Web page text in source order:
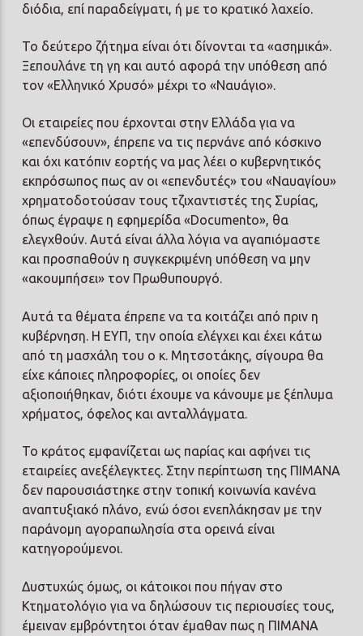
διόδια, επί παραδείγματι, ή με το κρατικό λαχείο.
Το δεύτερο ζήτημα είναι ότι δίνονται τα «ασημικά».
Ξεπουλάνε τη γη και αυτό αφορά την υπόθεση από
τον «Ελληνικό Χρυσό» μέχρι το «Ναυάγιο».
Οι εταιρείες που έρχονται στην Ελλάδα για να
«επενδύσουν», έπρεπε να τις περνάνε από κόσκινο
και όχι κατόπιν εορτής να μας λέει ο κυβερνητικός
εκπρόσωπος πως αν οι «επενδυτές» του «Ναυαγίου»
χρηματοδοτούσαν τους τζιχαντιστές της Συρίας,
όπως έγραψε η εφημερίδα «Documento», θα
ελεγχθούν. Αυτά είναι άλλα λόγια να αγαπιόμαστε
και προσπαθούν η συγκεκριμένη υπόθεση να μην
«ακουμπήσει» τον Πρωθυπουργό.
Αυτά τα θέματα έπρεπε να τα κοιτάζει από πριν η
κυβέρνηση. Η ΕΥΠ, την οποία ελέγχει και έχει κάτω
από τη μασχάλη του ο κ. Μητσοτάκης, σίγουρα θα
είχε κάποιες πληροφορίες, οι οποίες δεν
αξιοποιήθηκαν, διότι έχουμε να κάνουμε με ξέπλυμα
χρήματος, όφελος και ανταλλάγματα.
Το κράτος εμφανίζεται ως παρίας και αφήνει τις
εταιρείες ανεξέλεγκτες. Στην περίπτωση της ΠΙΜΑΝΑ
δεν παρουσιάστηκε στην τοπική κοινωνία κανένα
αναπτυξιακό πλάνο, ενώ όσοι ενεπλάκησαν με την
παράνομη αγοραπωλησία στα ορεινά είναι
κατηγορούμενοι.
Δυστυχώς όμως, οι κάτοικοι που πήγαν στο
Κτηματολόγιο για να δηλώσουν τις περιουσίες τους,
έμειναν εμβρόντητοι όταν έμαθαν πως η ΠΙΜΑΝΑ